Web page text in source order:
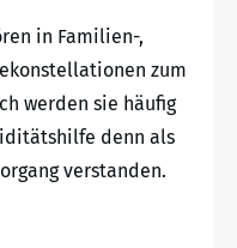
in Familien-,
zum
werden sie häufig
denn als
verstanden.